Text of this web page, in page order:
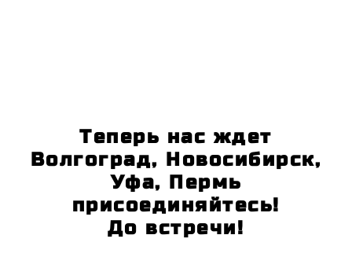
Теперь нас ждет
Волгоград, Новосибирск,
Уфа, Пермь
присоединяйтесь!
До встречи!